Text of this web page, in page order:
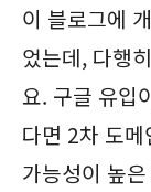
이 블로그에
었는데, 다행
요. 구글 유입
다면 2차 도
가능성이 높